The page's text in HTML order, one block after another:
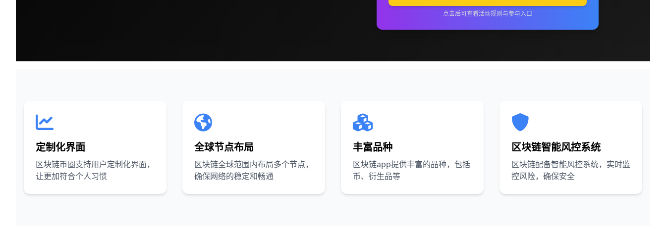
点击后可查看活动规则与参与入口
定制化界面
区块链币圈支持用户定制化界面，
让更加符合个人习惯
全球节点布局
区块链全球范围内布局多个节点，
确保网络的稳定和畅通
丰富品种
区块链app提供丰富的品种，包括
币、衍生品等
区块链智能风控系统
区块链配备智能风控系统，实时监
控风险，确保安全